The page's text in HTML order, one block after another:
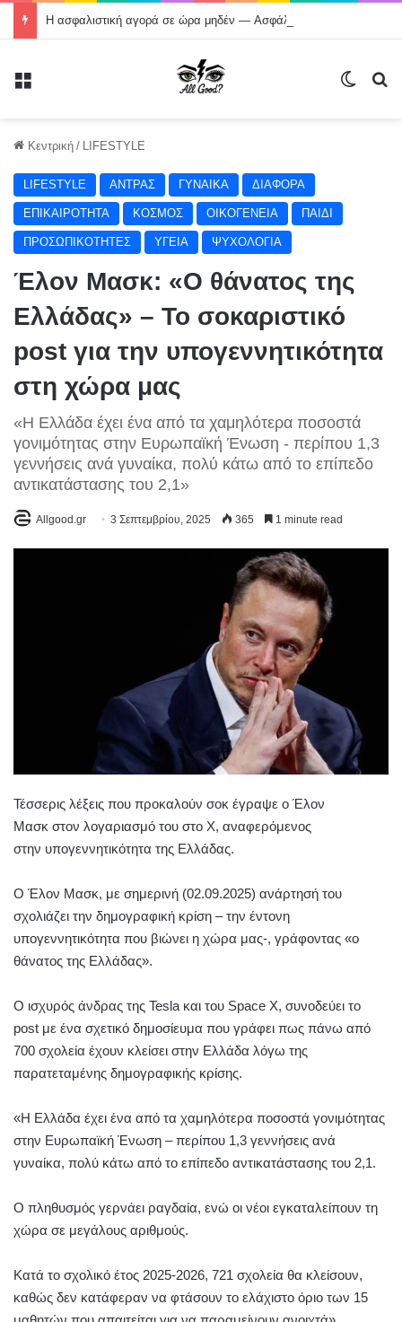
Κεντρική / LIFESTYLE
LIFESTYLE ΑΝΤΡΑΣ ΓΥΝΑΙΚΑ ΔΙΑΦΟΡΑ
ΕΠΙΚΑΙΡΟΤΗΤΑ ΚΟΣΜΟΣ ΟΙΚΟΓΕΝΕΙΑ ΠΑΙΔΙ
ΠΡΟΣΩΠΙΚΟΤΗΤΕΣ ΥΓΕΙΑ ΨΥΧΟΛΟΓΙΑ
Έλον Μασκ: «Ο θάνατος της
Ελλάδας» – Το σοκαριστικό
post για την υπογεννητικότητα
στη χώρα μας
«Η Ελλάδα έχει ένα από τα χαμηλότερα ποσοστά
γονιμότητας στην Ευρωπαϊκή Ένωση - περίπου 1,3
γεννήσεις ανά γυναίκα, πολύ κάτω από το επίπεδο
αντικατάστασης του 2,1»
Allgood.gr 3 Σεπτεμβρίου, 2025 365 1 minute read
Τέσσερις λέξεις που προκαλούν σοκ έγραψε ο Έλον
Μασκ στον λογαριασμό του στο X, αναφερόμενος
στην υπογεννητικότητα της Ελλάδας.
Ο Έλον Μασκ, με σημερινή (02.09.2025) ανάρτησή του
σχολιάζει την δημογραφική κρίση – την έντονη
υπογεννητικότητα που βιώνει η χώρα μας-, γράφοντας «ο
θάνατος της Ελλάδας».
Ο ισχυρός άνδρας της Tesla και του Space X, συνοδεύει το
post με ένα σχετικό δημοσίευμα που γράφει πως πάνω από
700 σχολεία έχουν κλείσει στην Ελλάδα λόγω της
παρατεταμένης δημογραφικής κρίσης.
«Η Ελλάδα έχει ένα από τα χαμηλότερα ποσοστά γονιμότητας
στην Ευρωπαϊκή Ένωση – περίπου 1,3 γεννήσεις ανά
γυναίκα, πολύ κάτω από το επίπεδο αντικατάστασης του 2,1.
Ο πληθυσμός γερνάει ραγδαία, ενώ οι νέοι εγκαταλείπουν τη
χώρα σε μεγάλους αριθμούς.
Κατά το σχολικό έτος 2025-2026, 721 σχολεία θα κλείσουν,
καθώς δεν κατάφεραν να φτάσουν το ελάχιστο όριο των 15